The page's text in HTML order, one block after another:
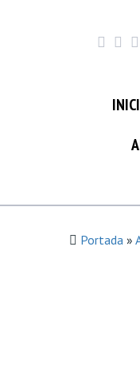
Portada »